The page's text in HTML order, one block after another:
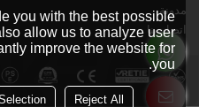
مدونة
اتصل بنا
you with the best possible
allow us to analyze user
improve the website for
you.
Reject All